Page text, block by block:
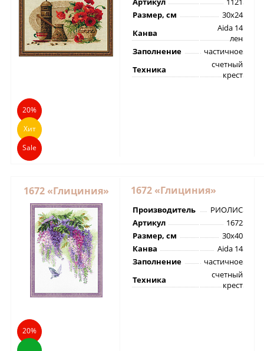
20%
Хит
Sale
Размер, см
30х24
Канва
Aida 14
лен
Заполнение
частичное
Техника
счетный
крест
1672 «Глициния»
20%
1672 «Глициния»
Производитель
РИОЛИС
Артикул
1672
Размер, см
30х40
Канва
Aida 14
Заполнение
частичное
Техника
счетный
крест